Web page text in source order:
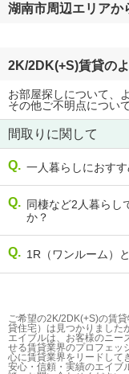
湖南市周辺エリアか
2K/2DK(+S)賃貸の
お部屋探しについて、
その他ご不明点につい
間取りに関して
一人暮らしにおす
同棲など2人暮らし
か？
1R（ワンルーム）
ご希望の2K/2DK(+S)の賃
貸住宅）は見つかりました
エイブルは、お客様のニー
せる賃貸業界のプロフェッ
心に賃貸業界をリードして
安心・信頼・実績のエイブ